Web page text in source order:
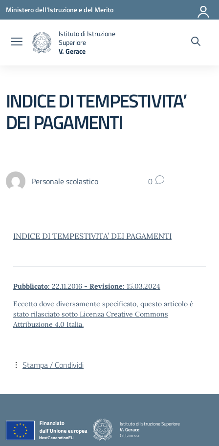
Vai ai contenuti
Vai al menu di navigazione
Vai al footer
Ministero dell'Istruzione e del Merito
Istituto di Istruzione
Superiore
V. Gerace
INDICE DI TEMPESTIVITA’
DEI PAGAMENTI
Personale scolastico 0
INDICE DI TEMPESTIVITA’ DEI PAGAMENTI
Pubblicato: 22.11.2016 - Revisione: 15.03.2024
Eccetto dove diversamente specificato, questo articolo è
stato rilasciato sotto Licenza Creative Commons
Attribuzione 4.0 Italia.
Stampa / Condividi
Istituto di Istruzione Superiore
V. Gerace
Cittanova